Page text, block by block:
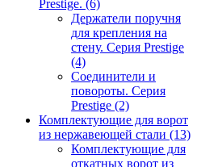
Prestige. (6)
Держатели поручня
для крепления на
стену. Серия Prestige
(4)
Соединители и
повороты. Серия
Prestige (2)
Комплектующие для ворот
из нержавеющей стали (13)
Комплектующие для
откатных ворот из